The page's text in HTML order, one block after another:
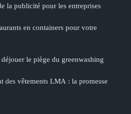
la publicité pour les entreprises
en containers pour votre
le piège du greenwashing
des vêtements LMA : la promesse